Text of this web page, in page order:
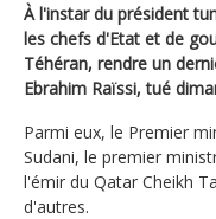
À l'instar du président
les chefs d'Etat et de
Téhéran, rendre un
Ebrahim Raïssi, tué
Parmi eux, le Premier
Sudani, le premier
l'émir du Qatar Cheikh
d'autres.